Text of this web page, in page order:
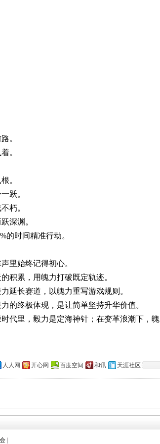
。
。
。
跃。
朽。
深渊。
的时间精准行动。
里始终记得初心。
积累，用魄力打破既定轨迹。
延长赛道，以魄力重写游戏规则。
的终极体现，是让简单坚持升华价值。
代里，毅力是定海神针；在变革浪潮下，魄
人人网 开心网 百度空间 和讯 天涯社区